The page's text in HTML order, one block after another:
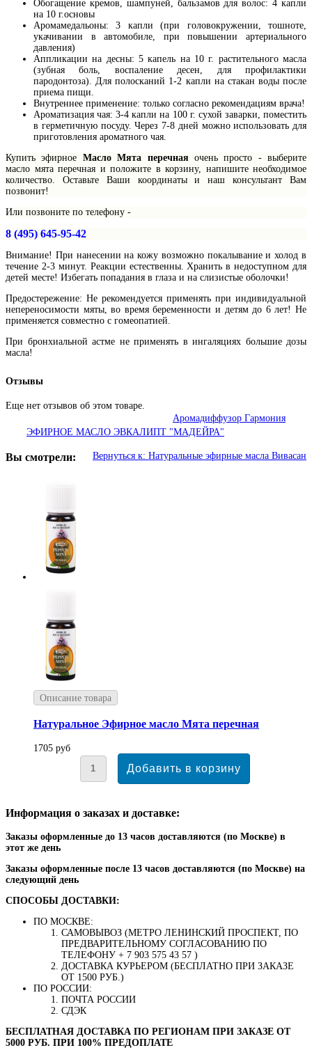
Обогащение кремов, шампуней, бальзамов для волос: 4 капли
на 10 г.основы
Аромамедальоны: 3 капли (при головокружении, тошноте,
укачивании в автомобиле, при повышении артериального
давления)
Аппликации на десны: 5 капель на 10 г. растительного масла
(зубная боль, воспаление десен, для профилактики
пародонтоза). Для полосканий 1-2 капли на стакан воды после
приема пищи.
Внутреннее применение: только согласно рекомендациям врача!
Ароматизация чая: 3-4 капли на 100 г. сухой заварки, поместить
в герметичную посуду. Через 7-8 дней можно использовать для
приготовления ароматного чая.
Купить эфирное Масло Мята перечнаяочень просто - выберите
масло мята перечная и положите в корзину, напишите необходимое
количество. Оставьте Ваши координаты и наш консультант Вам
позвонит!
Или позвоните по телефону -
8 (495) 645-95-42
Внимание! При нанесении на кожу возможно покалывание и холод в
течение 2-3 минут. Реакции естественны. Хранить в недоступном для
детей месте! Избегать попадания в глаза и на слизистые оболочки!
Предостережение: Не рекомендуется применять при индивидуальной
непереносимости мяты, во время беременности и детям до 6 лет! Не
применяется совместно с гомеопатией.
При бронхиальной астме не применять в ингаляциях большие дозы
масла!
Отзывы
Еще нет отзывов об этом товаре.
Аромадиффузор Гармония
ЭФИРНОЕ МАСЛО ЭВКАЛИПТ "МАДЕЙРА"
Вернуться к: Натуральные эфирные масла Вивасан
Вы смотрели:
Описание товара
Натуральное Эфирное масло Мята перечная
1705 руб
Информация о заказах и доставке:
Заказы оформленные до 13 часов доставляются (по Москве) в
этот же день
Заказы оформленные после 13 часов доставляются (по Москве) на
следующий день
СПОСОБЫ ДОСТАВКИ:
ПО МОСКВЕ:
САМОВЫВОЗ (МЕТРО ЛЕНИНСКИЙ ПРОСПЕКТ, ПО
ПРЕДВАРИТЕЛЬНОМУ СОГЛАСОВАНИЮ ПО
ТЕЛЕФОНУ + 7 903 575 43 57 )
ДОСТАВКА КУРЬЕРОМ (БЕСПЛАТНО ПРИ ЗАКАЗЕ
ОТ 1500 РУБ.)
ПО РОССИИ:
ПОЧТА РОССИИ
СДЭК
БЕСПЛАТНАЯ ДОСТАВКА ПО РЕГИОНАМ ПРИ ЗАКАЗЕ ОТ
5000 РУБ. ПРИ 100% ПРЕДОПЛАТЕ